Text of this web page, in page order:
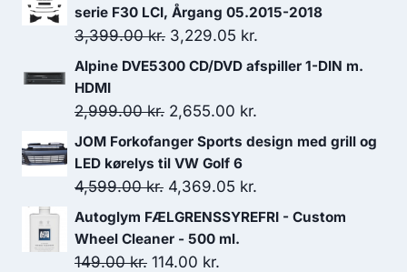
serie F30 LCI, Årgang 05.2015-2018
3,399.00kr. Den
oprindelige
var:
3,399.00 kr..
3,229.05 kr.
aktuelle
3,229.05 kr..
Alpine DVE5300 CD/DVD afspiller 1-DIN m.
HDMI
2,999.00kr. Den
oprindelige
pris
var:
2,999.00 kr..
2,655.00 kr.
aktuelle
2,655.00 kr..
JOM Forkofanger Sports design med grill og
LED kørelys til VW Golf 6
4,599.00kr. Den
oprindelige
pris
var:
4,369.05 kr.
aktuelle
Autoglym FÆLGRENSSYREFRI - Custom
Wheel Cleaner - 500 ml.
149.00kr. Den
114.00 kr.